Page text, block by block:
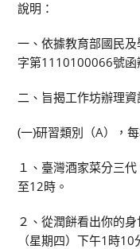
說明：
一、依據教育部國民
字第1110100066號函
二、旨揭工作坊辦理資
(一)研習類別（A），
１、臺灣酒家菜分三
至12時。
２、從潤餅看出你的
（星期四）下午1時10